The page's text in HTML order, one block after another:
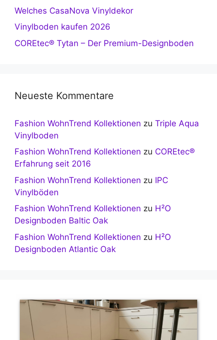
Welches CasaNova Vinyldekor
Vinylboden kaufen 2026
COREtec® Tytan – Der Premium-Designboden
Neueste Kommentare
Fashion WohnTrend Kollektionen zu Triple Aqua
Vinylboden
Fashion WohnTrend Kollektionen zu COREtec®
Erfahrung seit 2016
Fashion WohnTrend Kollektionen zu IPC
Vinylböden
Fashion WohnTrend Kollektionen zu H²O
Designboden Baltic Oak
Fashion WohnTrend Kollektionen zu H²O
Designboden Atlantic Oak